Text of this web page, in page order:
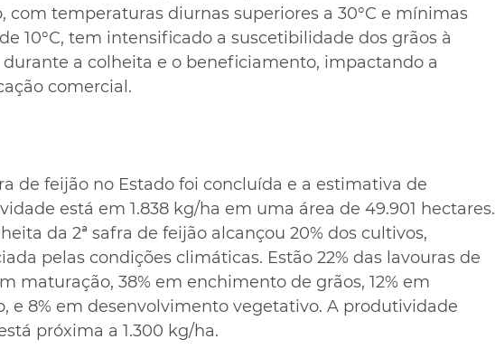
com temperaturas diurnas superiores a 30°C e mínimas
10°C, tem intensificado a suscetibilidade dos grãos à
a colheita e o beneficiamento, impactando a
comercial.
de feijão no Estado foi concluída e a estimativa de
está em 1.838 kg/ha em uma área de 49.901 hectares.
da 2ª safra de feijão alcançou 20% dos cultivos,
pelas condições climáticas. Estão 22% das lavouras de
maturação, 38% em enchimento de grãos, 12% em
e 8% em desenvolvimento vegetativo. A produtividade
próxima a 1.300 kg/ha.